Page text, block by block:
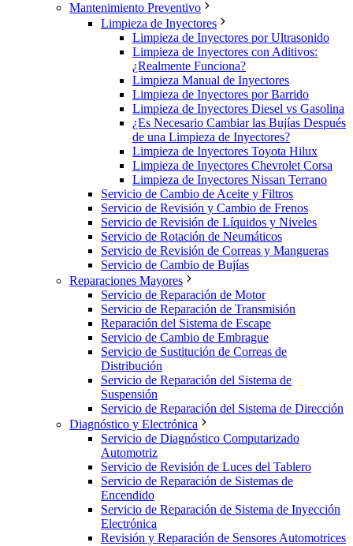
Mantenimiento Preventivo
Limpieza de Inyectores
Limpieza de Inyectores por Ultrasonido
Limpieza de Inyectores con Aditivos:
¿Realmente Funciona?
Limpieza Manual de Inyectores
Limpieza de Inyectores por Barrido
Limpieza de Inyectores Diesel vs Gasolina
¿Es Necesario Cambiar las Bujías Después
de una Limpieza de Inyectores?
Limpieza de Inyectores Toyota Hilux
Limpieza de Inyectores Chevrolet Corsa
Limpieza de Inyectores Nissan Terrano
Servicio de Cambio de Aceite y Filtros
Servicio de Revisión y Cambio de Frenos
Servicio de Revisión de Líquidos y Niveles
Servicio de Rotación de Neumáticos
Servicio de Revisión de Correas y Mangueras
Servicio de Cambio de Bujías
Reparaciones Mayores
Servicio de Reparación de Motor
Servicio de Reparación de Transmisión
Reparación del Sistema de Escape
Servicio de Cambio de Embrague
Servicio de Sustitución de Correas de
Distribución
Servicio de Reparación del Sistema de
Suspensión
Servicio de Reparación del Sistema de Dirección
Diagnóstico y Electrónica
Servicio de Diagnóstico Computarizado
Automotriz
Servicio de Revisión de Luces del Tablero
Servicio de Reparación de Sistemas de
Encendido
Servicio de Reparación de Sistema de Inyección
Electrónica
Revisión y Reparación de Sensores Automotrices